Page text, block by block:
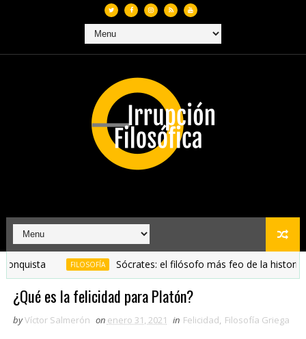
FILOSOFÍA Sócrates: el filósofo más feo de la historia (y por
¿Qué es la felicidad para Platón?
byVíctor Salmerón on enero 31, 2021 in Felicidad, Filosofía Griega